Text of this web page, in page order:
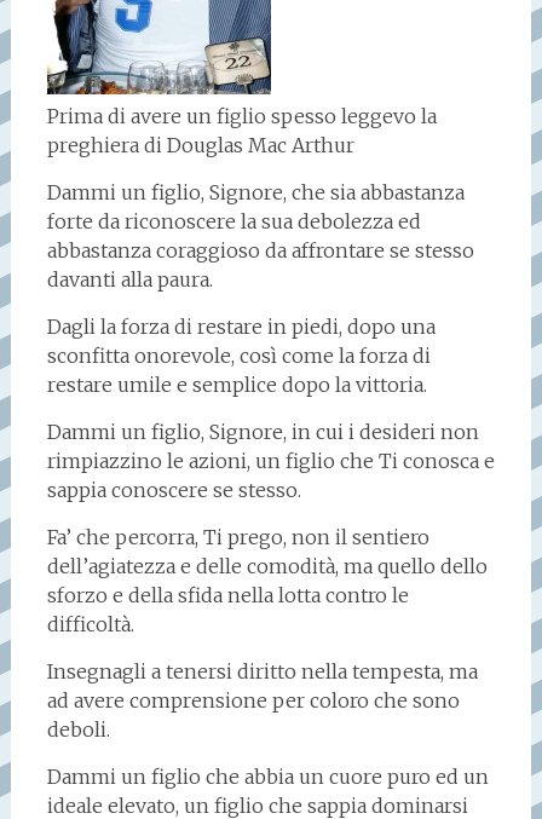
Prima di avere un figlio spesso leggevo la
preghiera di Douglas Mac Arthur
Dammi un figlio, Signore, che sia abbastanza
forte da riconoscere la sua debolezza ed
abbastanza coraggioso da affrontare se stesso
davanti alla paura.
Dagli la forza di restare in piedi, dopo una
sconfitta onorevole, così come la forza di
restare umile e semplice dopo la vittoria.
Dammi un figlio, Signore, in cui i desideri non
rimpiazzino le azioni, un figlio che Ti conosca e
sappia conoscere se stesso.
Fa’ che percorra, Ti prego, non il sentiero
dell’agiatezza e delle comodità, ma quello dello
sforzo e della sfida nella lotta contro le
difficoltà.
Insegnagli a tenersi diritto nella tempesta, ma
ad avere comprensione per coloro che sono
deboli.
Dammi un figlio che abbia un cuore puro ed un
ideale elevato, un figlio che sappia dominarsi